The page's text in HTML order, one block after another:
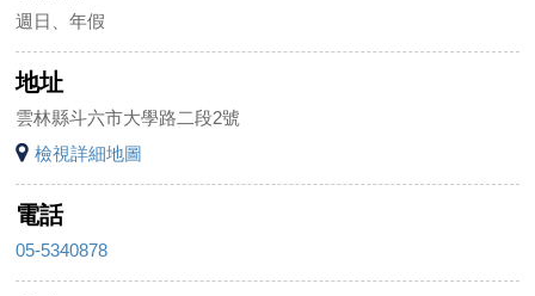
週日、年假
地址
雲林縣斗六市大學路二段2號
檢視詳細地圖
電話
05-5340878